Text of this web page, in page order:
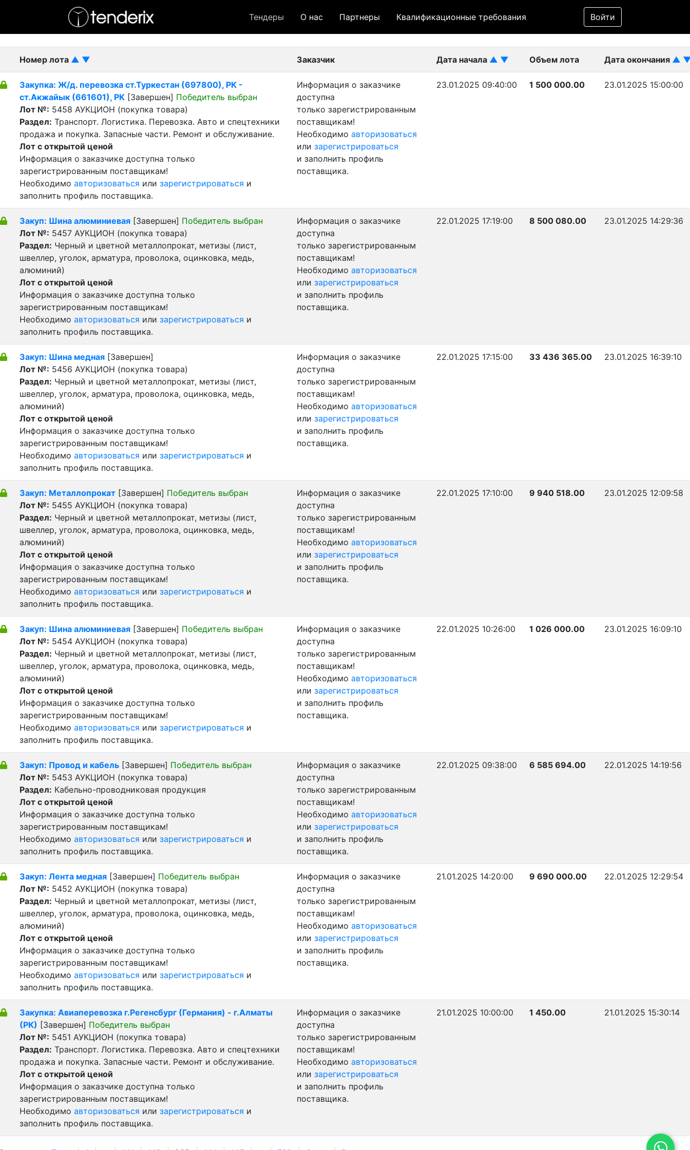
Тендеры О нас Партнеры Квалификационные требования Войти
Фильтр
- Завершенный лот
Номер лота ▲ ▼ Заказчик Дата начала ▲ ▼ Объем лота Дата окончания ▲
Закупка: Ж/д. перевозка ст.Туркестан (697800), РК -
ст.Акжайык (661601), РК [Завершен] Победитель выбран
Лот №: 5458 АУКЦИОН (покупка товара)
Раздел: Транспорт. Логистика. Перевозка. Авто и спецтехники
продажа и покупка. Запасные части. Ремонт и обслуживание.
Лот с открытой ценой
Информация о заказчике доступна только
зарегистрированным поставщикам!
Необходимо авторизоваться или зарегистрироваться и
заполнить профиль поставщика.
Информация о заказчике
доступна
только зарегистрированным
поставщикам!
Необходимо авторизоваться
или зарегистрироваться
и заполнить профиль
поставщика.
23.01.2025 09:40:00 1 500 000.00 23.01.2025 15:00:00
Закуп: Шина алюминиевая [Завершен] Победитель выбран
Лот №: 5457 АУКЦИОН (покупка товара)
Раздел: Черный и цветной металлопрокат, метизы (лист,
швеллер, уголок, арматура, проволока, оцинковка, медь,
алюминий)
Лот с открытой ценой
Информация о заказчике доступна только
зарегистрированным поставщикам!
Необходимо авторизоваться или зарегистрироваться и
заполнить профиль поставщика.
Информация о заказчике
доступна
только зарегистрированным
поставщикам!
Необходимо авторизоваться
или зарегистрироваться
и заполнить профиль
поставщика.
22.01.2025 17:19:00 8 500 080.00 23.01.2025 14:29:36
Закуп: Шина медная [Завершен]
Лот №: 5456 АУКЦИОН (покупка товара)
Раздел: Черный и цветной металлопрокат, метизы (лист,
швеллер, уголок, арматура, проволока, оцинковка, медь,
алюминий)
Лот с открытой ценой
Информация о заказчике доступна только
зарегистрированным поставщикам!
Необходимо авторизоваться или зарегистрироваться и
заполнить профиль поставщика.
Информация о заказчике
доступна
только зарегистрированным
поставщикам!
Необходимо авторизоваться
или зарегистрироваться
и заполнить профиль
поставщика.
22.01.2025 17:15:00 33 436 365.00 23.01.2025 16:39:10
Закуп: Металлопрокат [Завершен] Победитель выбран
Лот №: 5455 АУКЦИОН (покупка товара)
Раздел: Черный и цветной металлопрокат, метизы (лист,
швеллер, уголок, арматура, проволока, оцинковка, медь,
алюминий)
Лот с открытой ценой
Информация о заказчике доступна только
зарегистрированным поставщикам!
Необходимо авторизоваться или зарегистрироваться и
заполнить профиль поставщика.
Информация о заказчике
доступна
только зарегистрированным
поставщикам!
Необходимо авторизоваться
или зарегистрироваться
и заполнить профиль
поставщика.
22.01.2025 17:10:00 9 940 518.00 23.01.2025 12:09:58
Закуп: Шина алюминиевая [Завершен] Победитель выбран
Лот №: 5454 АУКЦИОН (покупка товара)
Раздел: Черный и цветной металлопрокат, метизы (лист,
швеллер, уголок, арматура, проволока, оцинковка, медь,
алюминий)
Лот с открытой ценой
Информация о заказчике доступна только
зарегистрированным поставщикам!
Необходимо авторизоваться или зарегистрироваться и
заполнить профиль поставщика.
Информация о заказчике
доступна
только зарегистрированным
поставщикам!
Необходимо авторизоваться
или зарегистрироваться
и заполнить профиль
поставщика.
22.01.2025 10:26:00 1 026 000.00 23.01.2025 16:09:10
Закуп: Провод и кабель [Завершен] Победитель выбран
Лот №: 5453 АУКЦИОН (покупка товара)
Раздел: Кабельно-проводниковая продукция
Лот с открытой ценой
Информация о заказчике доступна только
зарегистрированным поставщикам!
Необходимо авторизоваться или зарегистрироваться и
заполнить профиль поставщика.
Информация о заказчике
доступна
только зарегистрированным
поставщикам!
Необходимо авторизоваться
или зарегистрироваться
и заполнить профиль
поставщика.
22.01.2025 09:38:00 6 585 694.00 22.01.2025 14:19:56
Закуп: Лента медная [Завершен] Победитель выбран
Лот №: 5452 АУКЦИОН (покупка товара)
Раздел: Черный и цветной металлопрокат, метизы (лист,
швеллер, уголок, арматура, проволока, оцинковка, медь,
алюминий)
Лот с открытой ценой
Информация о заказчике доступна только
зарегистрированным поставщикам!
Необходимо авторизоваться или зарегистрироваться и
заполнить профиль поставщика.
Информация о заказчике
доступна
только зарегистрированным
поставщикам!
Необходимо авторизоваться
или зарегистрироваться
и заполнить профиль
поставщика.
21.01.2025 14:20:00 9 690 000.00 22.01.2025 12:29:54
Закупка: Авиаперевозка г.Регенсбург (Германия) - г.Алматы
(РК) [Завершен] Победитель выбран
Лот №: 5451 АУКЦИОН (покупка товара)
Раздел: Транспорт. Логистика. Перевозка. Авто и спецтехники
продажа и покупка. Запасные части. Ремонт и обслуживание.
Лот с открытой ценой
Информация о заказчике доступна только
зарегистрированным поставщикам!
Необходимо авторизоваться или зарегистрироваться и
заполнить профиль поставщика.
Информация о заказчике
доступна
только зарегистрированным
поставщикам!
Необходимо авторизоваться
или зарегистрироваться
и заполнить профиль
поставщика.
21.01.2025 10:00:00 1 450.00 21.01.2025 15:30:14